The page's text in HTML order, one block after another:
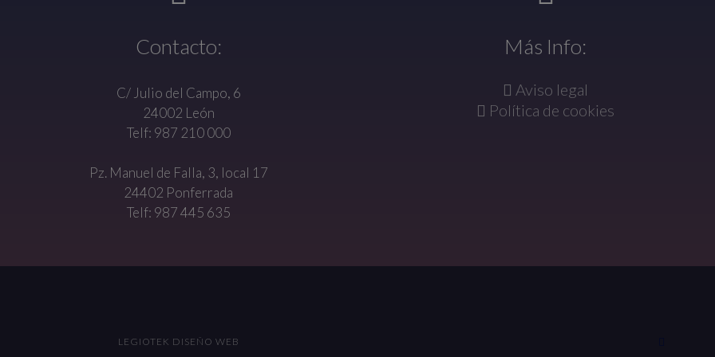
Contacto:
C/ Julio del Campo, 6
24002 León
Telf: 987 210 000
Pz. Manuel de Falla, 3, local 17
24402 Ponferrada
Telf: 987 445 635
Más Info:
Aviso legal
Política de cookies
LEGIOTEK DISEÑO WEB